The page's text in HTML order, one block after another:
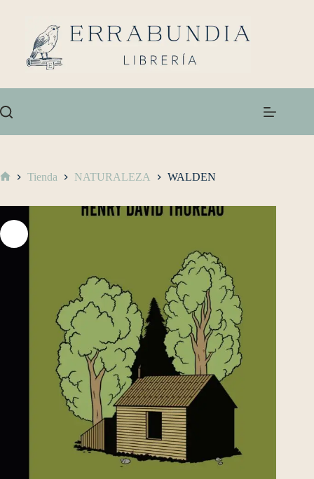
Tienda NATURALEZA WALDEN